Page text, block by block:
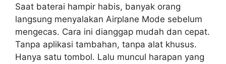
Saat baterai hampir habis, banyak orang
langsung menyalakan Airplane Mode sebelum
mengecas. Cara ini dianggap mudah dan cepat.
Tanpa aplikasi tambahan, tanpa alat khusus.
Hanya satu tombol. Lalu muncul harapan yang